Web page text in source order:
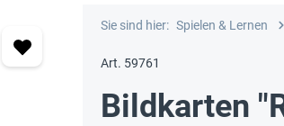
Sie sind hier: Spielen & Lernen
Art. 59761
Bildkarten